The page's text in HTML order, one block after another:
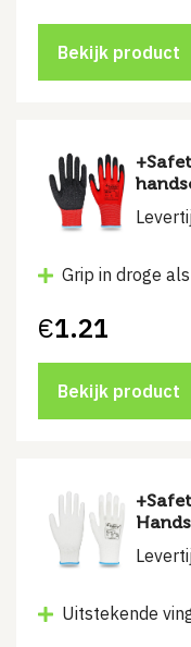
Bekijk product
Grip in droge
€1.21
Bekijk product
Uitstekende